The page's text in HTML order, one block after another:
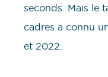
seconds. Mais le
cadres a connu
et 2022.